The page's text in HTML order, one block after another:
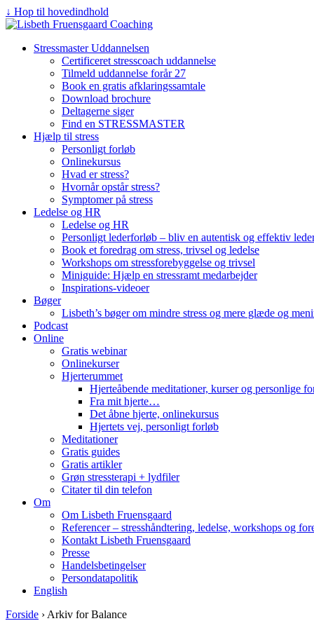
↓ Hop til hovedindhold
Stressmaster Uddannelsen
Certificeret stresscoach uddannelse
Tilmeld uddannelse forår 27
Book en gratis afklaringssamtale
Download brochure
Deltagerne siger
Find en STRESSMASTER
Hjælp til stress
Personligt forløb
Onlinekursus
Hvad er stress?
Hvornår opstår stress?
Symptomer på stress
Ledelse og HR
Ledelse og HR
Personligt lederforløb – bliv en autentisk og effektiv
Book et foredrag om stress, trivsel og ledelse
Workshops om stressforebyggelse og trivsel
Miniguide: Hjælp en stressramt medarbejder
Inspirations-videoer
Bøger
Lisbeth’s bøger om mindre stress og mere glæde og
Podcast
Online
Gratis webinar
Onlinekurser
Hjerterummet
Hjerteåbende meditationer, kurser og personlige
Fra mit hjerte…
Det åbne hjerte, onlinekursus
Hjertets vej, personligt forløb
Meditationer
Gratis guides
Gratis artikler
Grøn stressterapi + lydfiler
Citater til din telefon
Om
Om Lisbeth Fruensgaard
Referencer – stresshåndtering, ledelse, workshops og
Kontakt Lisbeth Fruensgaard
Presse
Handelsbetingelser
Persondatapolitik
English
Forside › Arkiv for Balance